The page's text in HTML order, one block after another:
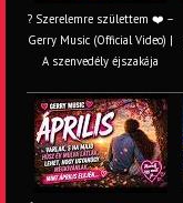
? Szerelemre születtem ❤️ –
Gerry Music (Official Video) |
A szenvedély éjszakája